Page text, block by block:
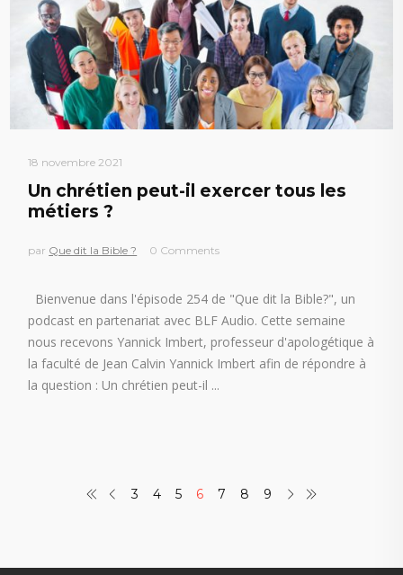
18 novembre 2021
Un chrétien peut-il exercer tous les
métiers ?
par Que dit la Bible ? 0 Comments
Bienvenue dans l'épisode 254 de "Que dit la Bible?", un
podcast en partenariat avec BLF Audio. Cette semaine
nous recevons Yannick Imbert, professeur d'apologétique à
la faculté de Jean Calvin Yannick Imbert afin de répondre à
la question : Un chrétien peut-il
3 4 5 6 7 8 9